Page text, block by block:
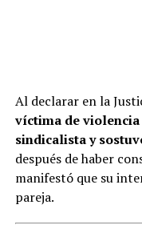
Al declarar en la
víctima de
sindicalista y
después de haber
manifestó que su
pareja.